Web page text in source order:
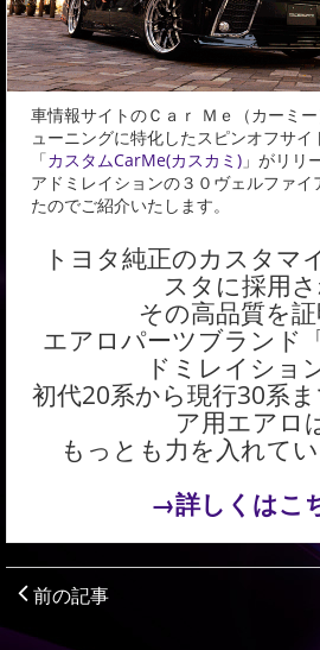
車情報サイトのＣａｒ Ｍｅ（カーミ
ューニングに特化したスピンオフサイ
「カスタムCarMe(カスカミ) 」がリリ
アドミレイションの３０ヴェルファイ
たのでご紹介いたします。
トヨタ純正のカスタマ
スタに採用さ
その高品質を
エアロパーツブランド
ドミレイショ
初代20系から現行30系
ア用エアロ
もっとも力を入れてい
→詳しくはこ
前の記事